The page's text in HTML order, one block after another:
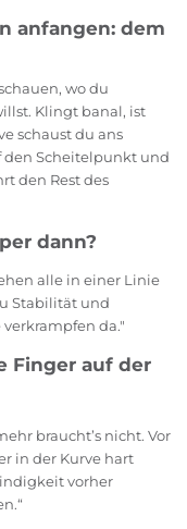
anfangen: dem
wo du
Klingt banal, ist
schaust du ans
den Scheitelpunkt und
den Rest des
dann?
alle in einer Linie
Stabilität und
verkrampfen da."
Finger auf der
braucht’s nicht. Vor
in der Kurve hart
vorher